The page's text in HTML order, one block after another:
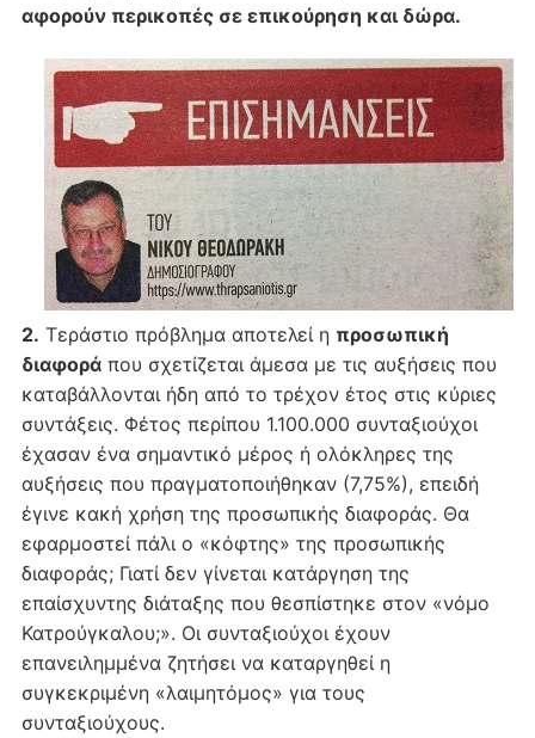
αφορούν περικοπές σε επικούρηση και δώρα.
2. Τεράστιο πρόβλημα αποτελεί η προσωπική
διαφοράπου σχετίζεται άμεσα με τις αυξήσεις που
καταβάλλονται ήδη από το τρέχον έτος στις κύριες
συντάξεις. Φέτος περίπου 1.100.000 συνταξιούχοι
έχασαν ένα σημαντικό μέρος ή ολόκληρες της
αυξήσεις που πραγματοποιήθηκαν (7,75%), επειδή
έγινε κακή χρήση της προσωπικής διαφοράς. Θα
εφαρμοστεί πάλι ο «κόφτης» της προσωπικής
διαφοράς; Γιατί δεν γίνεται κατάργηση της
επαίσχυντης διάταξης που θεσπίστηκε στον «νόμο
Κατρούγκαλου;». Οι συνταξιούχοι έχουν
επανειλημμένα ζητήσει να καταργηθεί η
συγκεκριμένη «λαιμητόμος» για τους
συνταξιούχους.